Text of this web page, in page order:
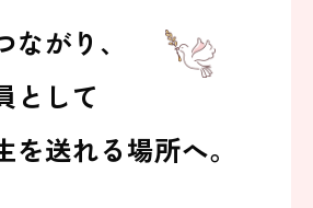
がり、
として
を送れる場所へ。